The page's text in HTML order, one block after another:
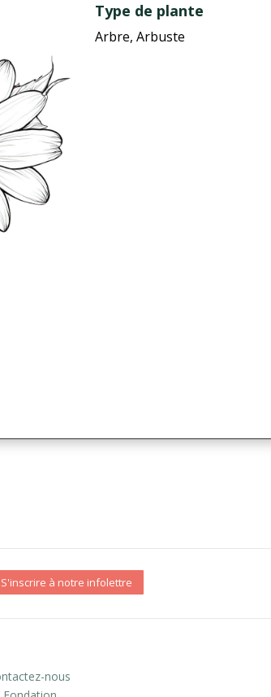
Type de plante
Arbre, Arbuste
S'inscrire à notre infolettre
nous